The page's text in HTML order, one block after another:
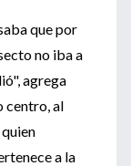
que por
no iba a
agrega
centro, al
a la